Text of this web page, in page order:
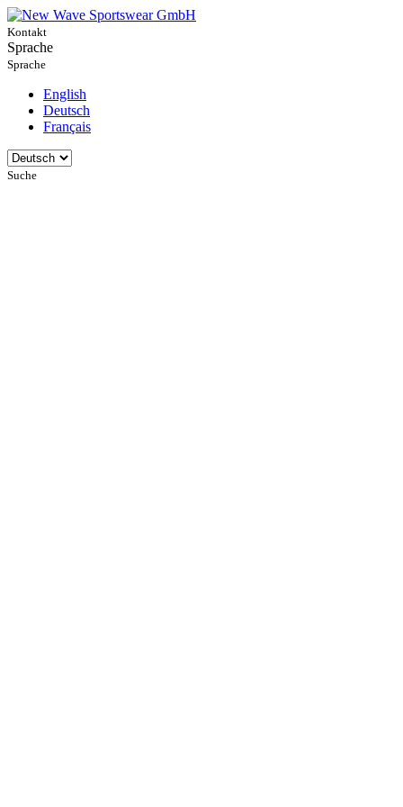
Kontakt
Sprache
Sprache
English
Deutsch
Français
Suche